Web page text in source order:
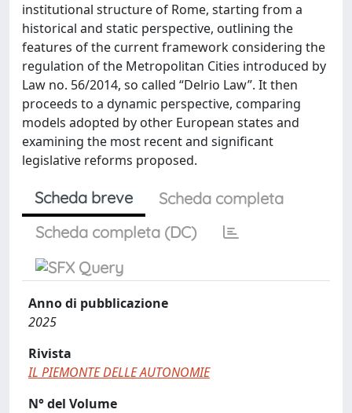
institutional structure of Rome, starting from a
historical and static perspective, outlining the
features of the current framework considering the
regulation of the Metropolitan Cities introduced by
Law no. 56/2014, so called “Delrio Law”. It then
proceeds to a dynamic perspective, comparing
models adopted by other European states and
examining the most recent and significant
legislative reforms proposed.
Scheda breve
Scheda completa
Scheda completa (DC)
Anno di pubblicazione
2025
Rivista
IL PIEMONTE DELLE AUTONOMIE
N° del Volume